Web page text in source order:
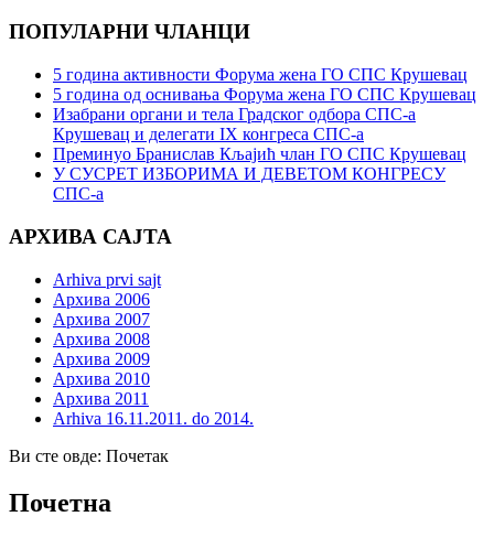
ПОПУЛАРНИ ЧЛАНЦИ
5 година активности Форума жена ГО СПС Крушевац
5 година од оснивања Форума жена ГО СПС Крушевац
Изабрани органи и тела Градског одбора СПС-а
Крушевац и делегати IX конгреса СПС-а
Преминуо Бранислав Кљајић члан ГО СПС Крушевац
У СУСРЕТ ИЗБОРИМА И ДЕВЕТОМ КОНГРЕСУ
СПС-а
АРХИВА САЈТА
Arhiva prvi sajt
Архива 2006
Архива 2007
Архива 2008
Архива 2009
Архива 2010
Архива 2011
Arhiva 16.11.2011. do 2014.
Ви сте овде: Почетак
Почетна